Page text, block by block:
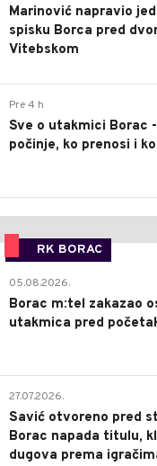
Marinović napravio
spisku Borca pred
Vitebskom
Pre 4 h
Sve o utakmici Borac
počinje, ko prenosi i
RK BORAC
05.08.2026.
Borac m:tel zakazao
utakmica pred
27.07.2026.
Savić otvoreno pred
Borac napada titulu,
dugova prema